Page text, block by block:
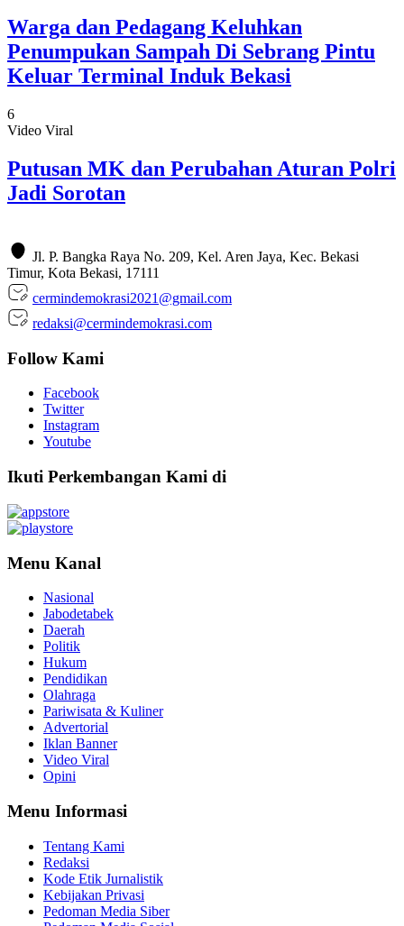
Warga dan Pedagang Keluhkan
Penumpukan Sampah Di Sebrang Pintu
Keluar Terminal Induk Bekasi
6
Video Viral
Putusan MK dan Perubahan Aturan Polri
Jadi Sorotan
Jl. P. Bangka Raya No. 209, Kel. Aren Jaya, Kec. Bekasi
Timur, Kota Bekasi, 17111
cermindemokrasi2021@gmail.com
redaksi@cermindemokrasi.com
Follow Kami
Facebook
Twitter
Instagram
Youtube
Ikuti Perkembangan Kami di
Menu Kanal
Nasional
Jabodetabek
Daerah
Politik
Hukum
Pendidikan
Olahraga
Pariwisata & Kuliner
Advertorial
Iklan Banner
Video Viral
Opini
Menu Informasi
Tentang Kami
Redaksi
Kode Etik Jurnalistik
Kebijakan Privasi
Pedoman Media Siber